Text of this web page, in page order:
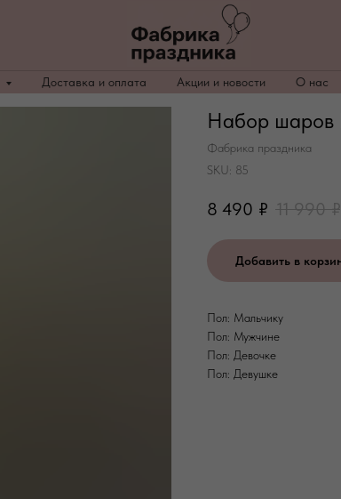
Доставка и оплата Акции и новости О нас
Набор шаров
Фабрика праздника
SKU: 85
8 490 ₽ 11 990 ₽
Добавить в
Пол: Мальчику
Пол: Мужчине
Пол: Девочке
Пол: Девушке